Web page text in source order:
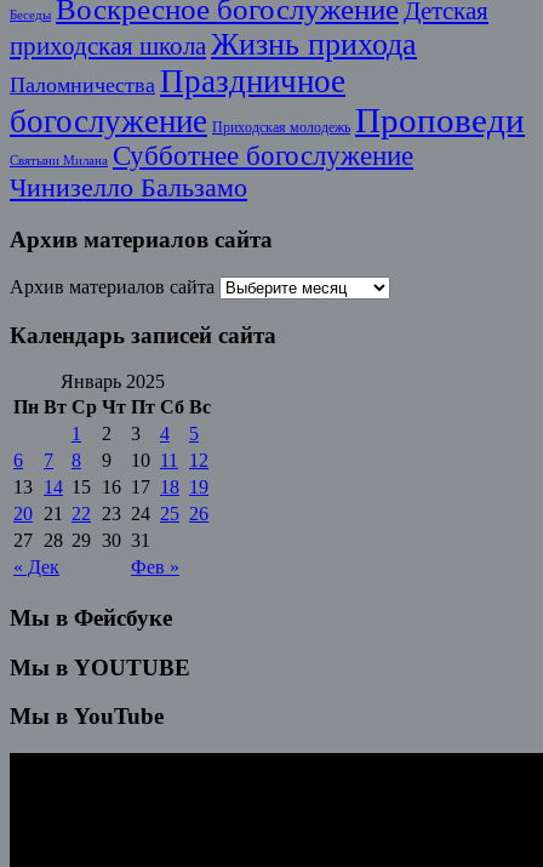
Беседы Воскресное богослужение Детская
приходская школа Жизнь прихода
Паломничества Праздничное
богослужение Приходская молодежь Проповеди
Святыни Милана Субботнее богослужение
Чинизелло Бальзамо
Архив материалов сайта
Архив материалов сайта
Календарь записей сайта
Январь 2025
Пн Вт Ср Чт Пт Сб Вс
« Дек Фев »
1 2 3 4
5
6
7 8 9 10 11
12
13 14 15 16 17 18 19
20 21 22 23 24 25 26
27 28 29 30 31
Мы в Фейсбуке
Мы в YOUTUBE
Мы в YouTube